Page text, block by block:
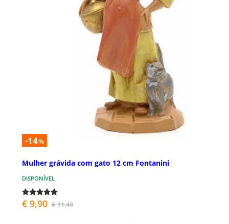
-14%
Mulher grávida com gato 12 cm Fontanini
DISPONÍVEL
€ 9,90 € 11,49